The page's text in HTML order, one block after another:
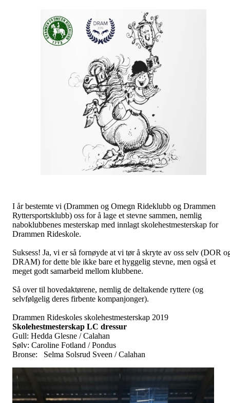
I år bestemte vi (Drammen og Omegn Rideklubb og Drammen
Ryttersportsklubb) oss for å lage et stevne sammen, nemlig
naboklubbenes mesterskap med innlagt skolehestmesterskap for
Drammen Rideskole.
Suksess! Ja, vi er så fornøyde at vi tør å skryte av oss selv (DOR
DRAM) for dette ble ikke bare et hyggelig stevne, men også et
meget godt samarbeid mellom klubbene.
Så over til hovedaktørene, nemlig de deltakende ryttere (og
selvfølgelig deres firbente kompanjonger).
Drammen Rideskoles skolehestmesterskap 2019
Skolehestmesterskap LC dressur
Gull: Hedda Glesne / Calahan
Sølv: Caroline Fotland / Pondus
Bronse: Selma Solsrud Sveen / Calahan